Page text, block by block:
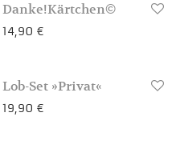
3-4 Werktage
Danke!Kärtchen©
14,90 €
3-4 Werktage
Lob-Set »Privat«
19,90 €